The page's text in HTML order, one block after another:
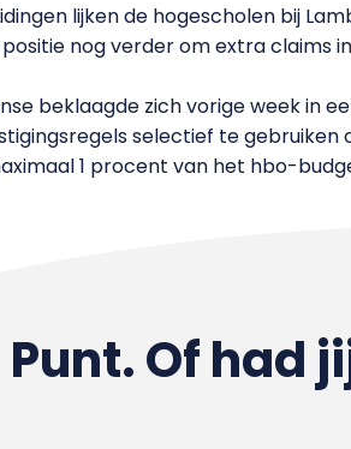
lijken de hogescholen bij
nog verder om extra claims
beklaagde zich vorige week in
selectief te gebruiken
1 procent van het hbo-
Punt. Of had